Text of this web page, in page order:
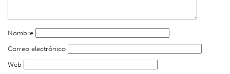
Nombre
Correo electrónico
Web